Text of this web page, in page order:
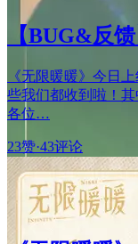
【BUG&反
《无限暖暖》今日
些我们都收到啦！
各位…
23赞·43评论